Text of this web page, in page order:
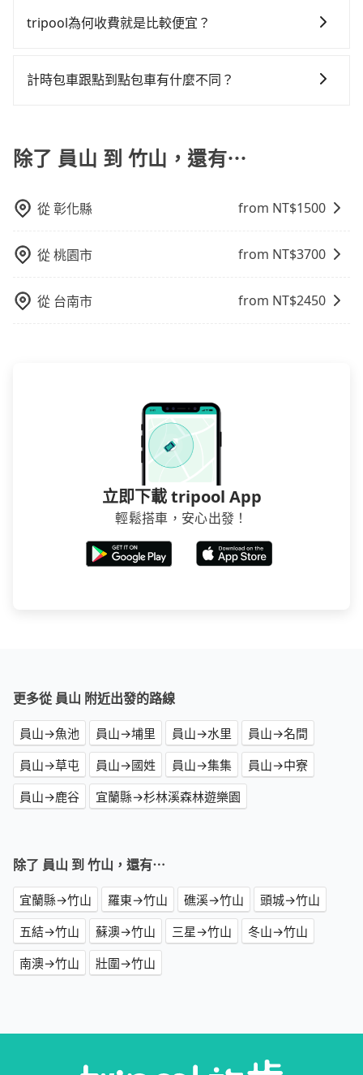
縣員山鄉前往最靠近的南港高鐵站，叫一輛計程車花費
分鐘（平均82分）的高鐵從南港站前往彰化高鐵站，每
假設5位同行，高鐵加轉乘之平均每人花費為1,750元。
的密度為雙北的0.9%，換句話說，臨時要叫小黃的難度
是雙北大城市的100倍。縱使幸運攔到一輛小黃了，宜蘭
喊價或恣意繞路。但如果全程使用tripool並到府專車接
距離移動確實搭乘高鐵可以比坐車快27分鐘，但卻要額
外支出約600元的交通費，所以對於不是這麼趕時間的人
間租車公司，如果不想額外花時間搭車前往鄰近市區租
tripool為何收費就是比較便宜？
一次使用tripool的會擔心價格比市價便宜不少，是不是
機也絕對不會在車內吸煙，於新冠肺炎期間也絕對全程
配戴口罩。tripool之所以能將價格壓在市價7~8折的主
車率，也就是提高俗稱「回頭車」的比例。這不僅體現
雙十等）能用更少的司機來服務更多的旅客，意味著使
低，如此便反應在服務品質的控管會更佳。但tripool網
站上的價格是動態的，一般來說越早預訂價格越優，且
計時包車跟點到點包車有什麼不同？
費，通常以每小時為單位，客戶可以根據自己的需要預
定一定時間的包車服務。這種服務適用於需要在城市內
等。 點到點包車：點到點包車是按照里程和目的地來計
線和里程來計算費用。這種服務通常適用於單程或從一
個城市到另一個城市的長途包車。
除了 員山 到 竹山，還有⋯
從彰化縣 from NT$1500
從桃園市 from NT$3700
從 台南市 from NT$2450
立即下載 tripool App
輕鬆搭車，安心出發！
更多從 員山 附近出發的路線
員山→魚池 員山→埔里 員山→水里
員山→名間
員山→草屯
員山→國姓 員山→集集
員山→中寮
員山→鹿谷
宜蘭縣→杉林溪森林遊樂園
除了 員山 到 竹山，還有⋯
宜蘭縣→竹山 羅東→竹山 礁溪→竹山
頭城→竹山
五結→竹山
蘇澳→竹山 三星→竹山
冬山→竹山
南澳→竹山
壯圍→竹山